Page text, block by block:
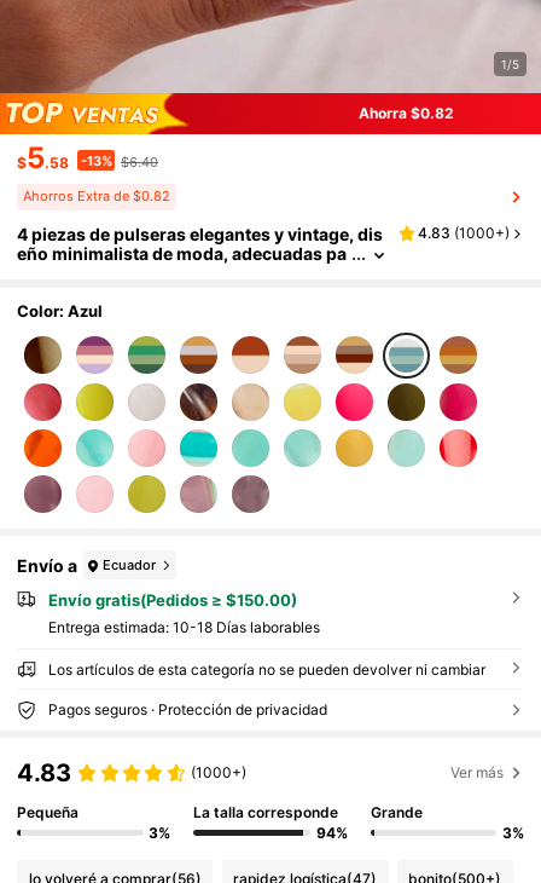
1/5
Ahorra $0.82
$5.58 -13% $6.40
Ahorros Extra de $0.82
4 piezas de pulseras elegantes y vintage, dis
eño minimalista de moda, adecuadas pa
4.83 (1000+)
Color: Azul
Envío a Ecuador
Envío gratis(Pedidos ≥ $150.00)
Entrega estimada: 10-18 Días laborables
Los artículos de esta categoría no se pueden devolver ni cambiar
Pagos seguros · Protección de privacidad
4.83 (1000+) Ver más
Pequeña
3%
La talla corresponde
94%
Grande
3%
lo volveré a comprar(56) rapidez logística(47) bonito(500+)